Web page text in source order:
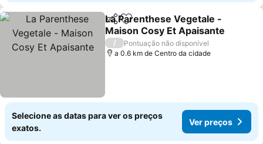
PartilharAdicionar aos favoritos
La Parenthese Vegetale -
Maison Cosy Et Apaisante
Ver preços
/
Pontuação não disponível
a 0.6 km de Centro da cidade
Selecione as datas para ver os preços
exatos.
Ver preços